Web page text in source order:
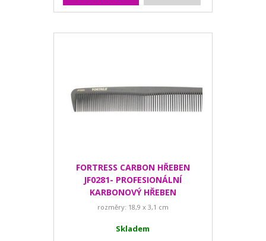
FORTRESS CARBON HŘEBEN
JF0281- PROFESIONÁLNÍ
KARBONOVÝ HŘEBEN
rozměry: 18,9 x 3,1 cm
Skladem